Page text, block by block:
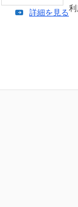
利
詳細を見る